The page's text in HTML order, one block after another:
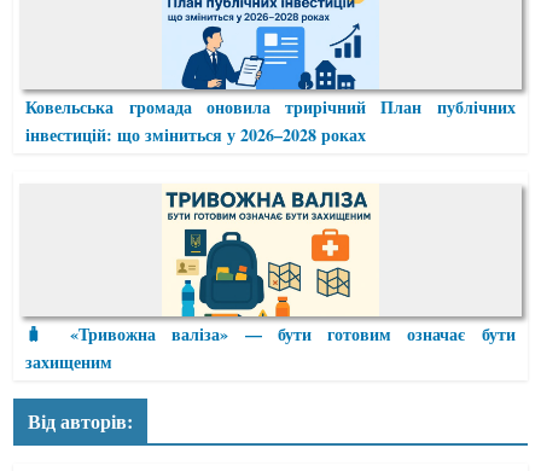
Ковельська громада оновила трирічний План публічних
інвестицій: що зміниться у 2026–2028 роках
🧳 «Тривожна валіза» — бути готовим означає бути
захищеним
Від авторів: